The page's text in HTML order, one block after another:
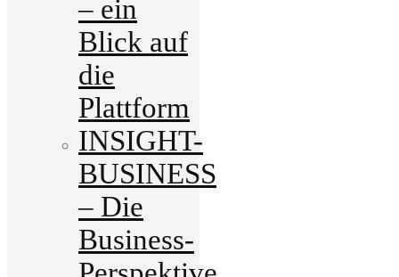
– ein
Blick auf
die
Plattform
INSIGHT-
BUSINESS
– Die
Business-